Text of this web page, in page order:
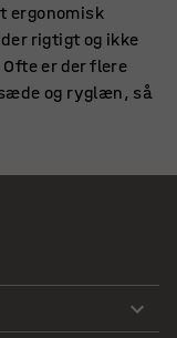
ergonomisk
rigtigt og ikke
er der flere
og ryglæn, så
kan variere sin
for at røre sig og
er ryglænet
med
når klassen